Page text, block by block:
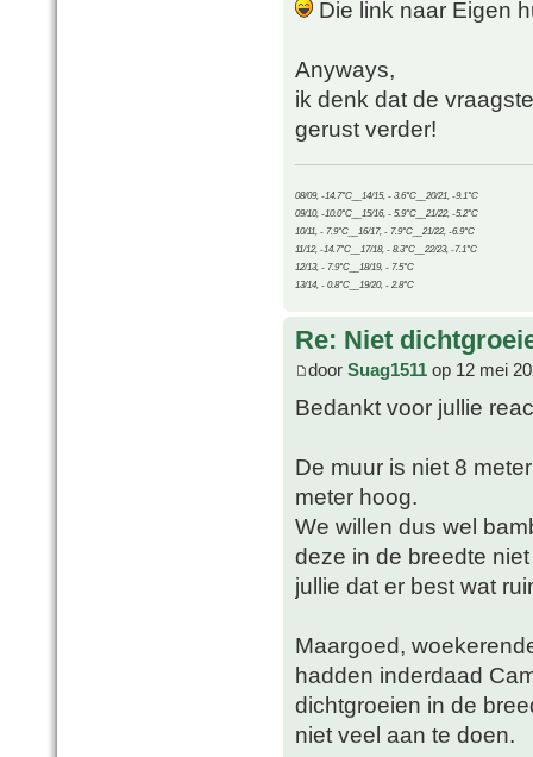
Die link naar Eigen
Anyways,
ik denk dat de
gerust verder!
08/09, -14.7°C__14/15, - 3.6°C__20/21, -9.1°C
09/10, -10.0°C__15/16, - 5.9°C__21/22, -5.2°C
10/11, - 7.9°C__16/17, - 7.9°C__21/22, -6.9°C
11/12, -14.7°C__17/18, - 8.3°C__22/23, -7.1°C
12/13, - 7.9°C__18/19, - 7.5°C
13/14, - 0.8°C__19/20, - 2.8°C
Re: Niet
door Suag1511 op 12 mei
Bedankt voor jullie
De muur is niet 8
meter hoog.
We willen dus wel
deze in de breedte
jullie dat er best wat
Maargoed,
hadden inderdaad
dichtgroeien in de
niet veel aan te doen.